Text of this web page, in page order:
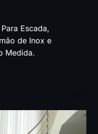
Escada,
de Inox e
Medida.